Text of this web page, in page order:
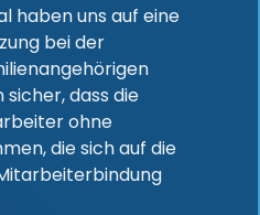
haben uns auf eine
bei der
dass die
ohne
die sich auf die